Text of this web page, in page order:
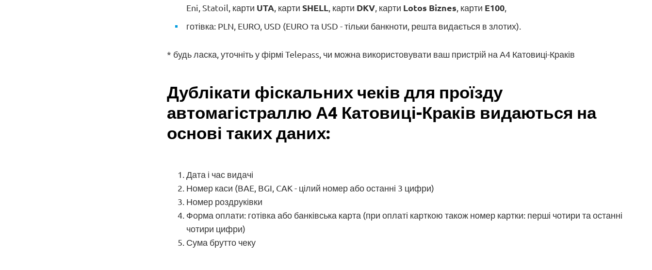
Eni, Statoil, карти UTA , карти SHELL , карти DKV, карти Lotos Biznes , карти E100,
готівка: PLN, EURO, USD (EURO та USD - тільки банкноти, решта видається в злотих).
* будь ласка, уточніть у фірмі Telepass, чи можна використовувати ваш пристрій на А4 Катовиці-Краків
Дублікати фіскальних чеків для проїзду
автомагістраллю А4 Катовиці-Краків видаються на
основі таких даних:
Дата і час видачі
Номер каси (BAE, BGI, CAK - цілий номер або останні 3 цифри)
Номер роздруківки
Форма оплати: готівка або банківська карта (при оплаті карткою також номер картки: перші чотири та останні
чотири цифри)
Сума брутто чеку